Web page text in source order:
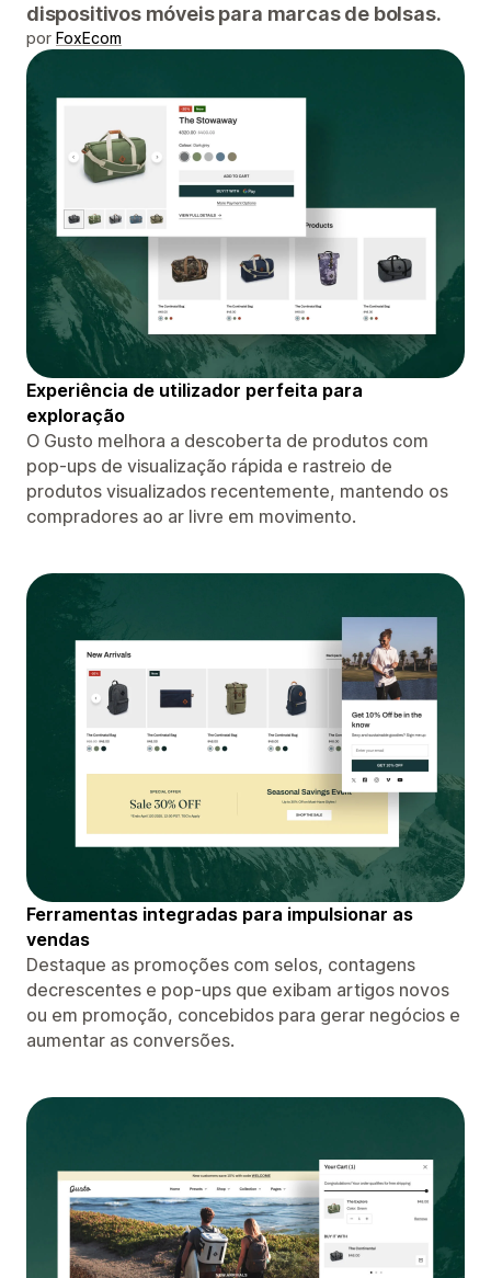
dispositivos móveis para marcas de bolsas.
por FoxEcom
Experiência de utilizador perfeita para
exploração
O Gusto melhora a descoberta de produtos com
pop-ups de visualização rápida e rastreio de
produtos visualizados recentemente, mantendo os
compradores ao ar livre em movimento.
Ferramentas integradas para impulsionar as
vendas
Destaque as promoções com selos, contagens
decrescentes e pop-ups que exibam artigos novos
ou em promoção, concebidos para gerar negócios e
aumentar as conversões.